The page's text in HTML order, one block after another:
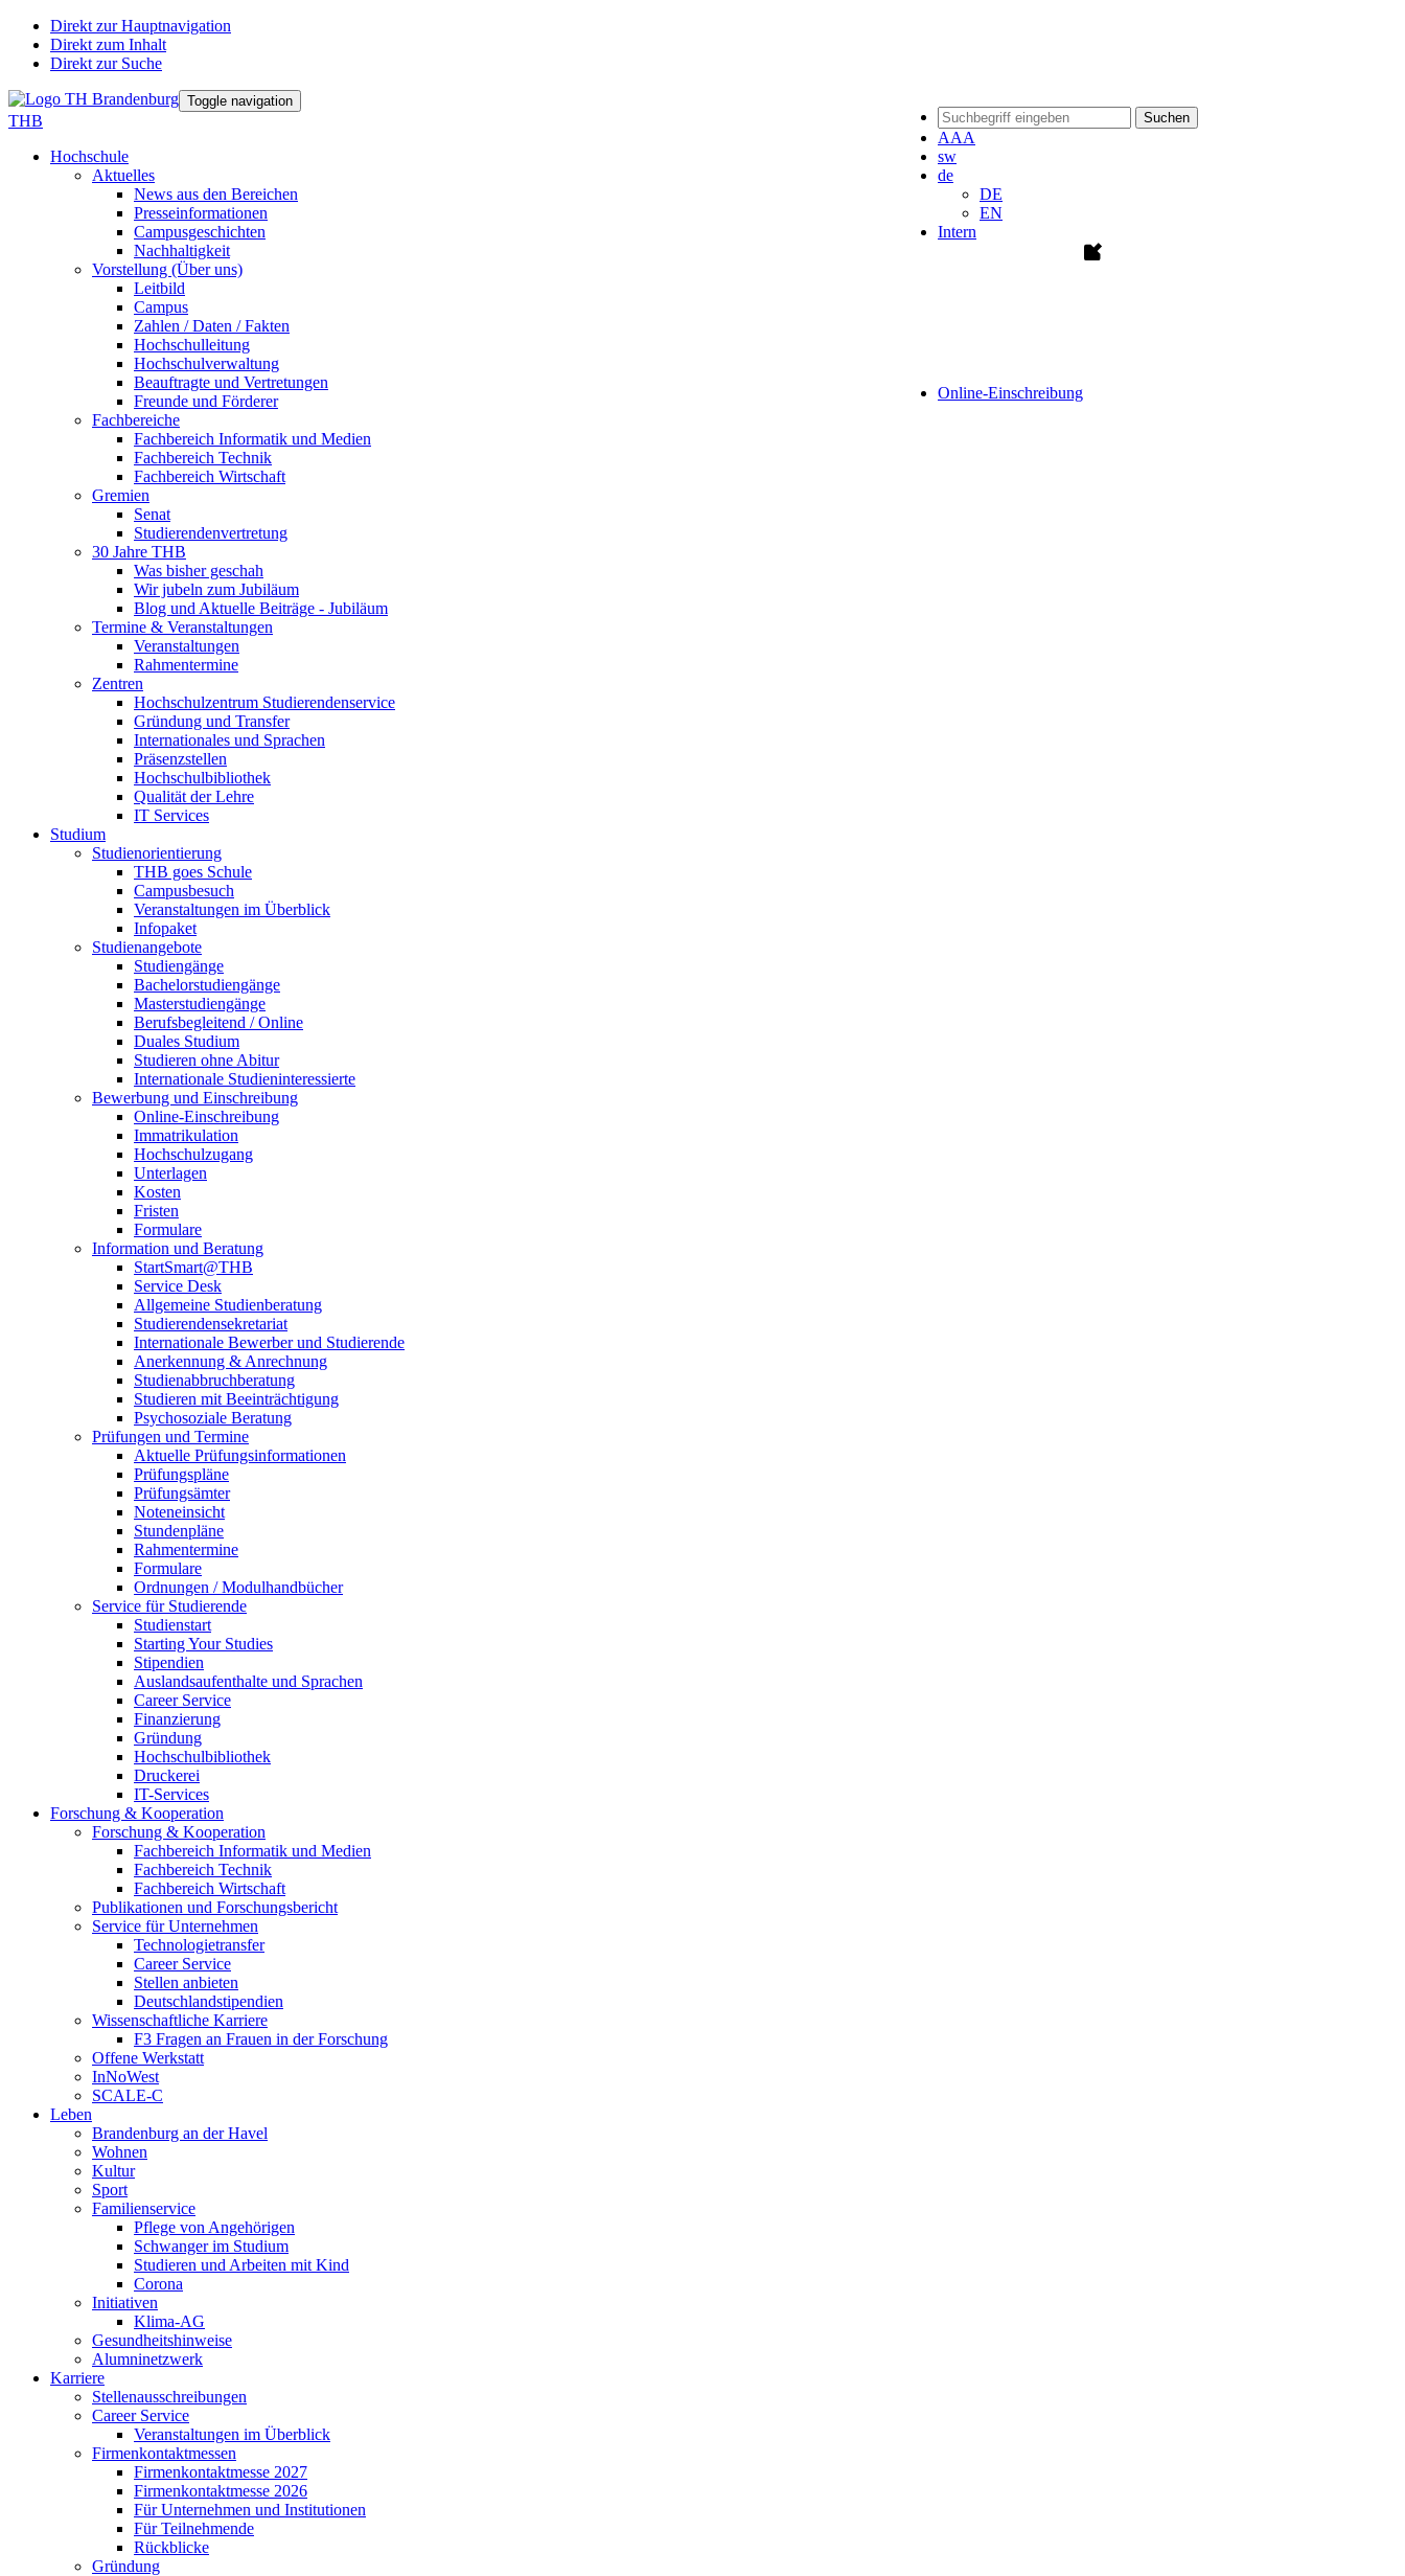
Direkt zur Hauptnavigation
Direkt zum Inhalt
Direkt zur Suche
Suchen
AAA
sw
de
DE
EN
Intern
Online-Einschreibung
Toggle navigation
THB
Hochschule
Aktuelles
News aus den Bereichen
Presseinformationen
Campusgeschichten
Nachhaltigkeit
Vorstellung (Über uns)
Leitbild
Campus
Zahlen / Daten / Fakten
Hochschulleitung
Hochschulverwaltung
Beauftragte und Vertretungen
Freunde und Förderer
Fachbereiche
Fachbereich Informatik und Medien
Fachbereich Technik
Fachbereich Wirtschaft
Gremien
Senat
Studierendenvertretung
30 Jahre THB
Was bisher geschah
Wir jubeln zum Jubiläum
Blog und Aktuelle Beiträge - Jubiläum
Termine & Veranstaltungen
Veranstaltungen
Rahmentermine
Zentren
Hochschulzentrum Studierendenservice
Gründung und Transfer
Internationales und Sprachen
Präsenzstellen
Hochschulbibliothek
Qualität der Lehre
IT Services
Studium
Studienorientierung
THB goes Schule
Campusbesuch
Veranstaltungen im Überblick
Infopaket
Studienangebote
Studiengänge
Bachelorstudiengänge
Masterstudiengänge
Berufsbegleitend / Online
Duales Studium
Studieren ohne Abitur
Internationale Studieninteressierte
Bewerbung und Einschreibung
Online-Einschreibung
Immatrikulation
Hochschulzugang
Unterlagen
Kosten
Fristen
Formulare
Information und Beratung
StartSmart@THB
Service Desk
Allgemeine Studienberatung
Studierendensekretariat
Internationale Bewerber und Studierende
Anerkennung & Anrechnung
Studienabbruchberatung
Studieren mit Beeinträchtigung
Psychosoziale Beratung
Prüfungen und Termine
Aktuelle Prüfungsinformationen
Prüfungspläne
Prüfungsämter
Noteneinsicht
Stundenpläne
Rahmentermine
Formulare
Ordnungen / Modulhandbücher
Service für Studierende
Studienstart
Starting Your Studies
Stipendien
Auslandsaufenthalte und Sprachen
Career Service
Finanzierung
Gründung
Hochschulbibliothek
Druckerei
IT-Services
Forschung & Kooperation
Forschung & Kooperation
Fachbereich Informatik und Medien
Fachbereich Technik
Fachbereich Wirtschaft
Publikationen und Forschungsbericht
Service für Unternehmen
Technologietransfer
Career Service
Stellen anbieten
Deutschlandstipendien
Wissenschaftliche Karriere
F3 Fragen an Frauen in der Forschung
Offene Werkstatt
InNoWest
SCALE-C
Leben
Brandenburg an der Havel
Wohnen
Kultur
Sport
Familienservice
Pflege von Angehörigen
Schwanger im Studium
Studieren und Arbeiten mit Kind
Corona
Initiativen
Klima-AG
Gesundheitshinweise
Alumninetzwerk
Karriere
Stellenausschreibungen
Career Service
Veranstaltungen im Überblick
Firmenkontaktmessen
Firmenkontaktmesse 2027
Firmenkontaktmesse 2026
Für Unternehmen und Institutionen
Für Teilnehmende
Rückblicke
Gründung